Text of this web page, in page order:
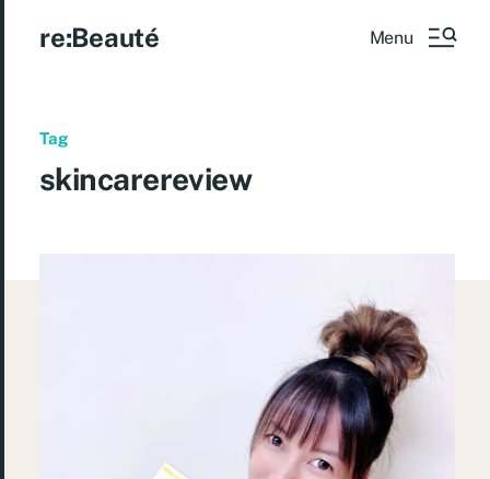
re:Beauté Menu
Tag
skincarereview